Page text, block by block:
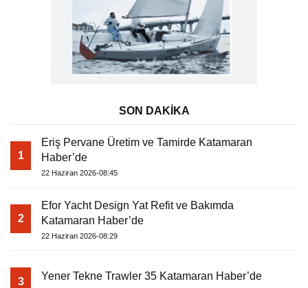
SON DAKİKA
1
Eriş Pervane Üretim ve Tamirde Katamaran
Haber’de
22 Haziran 2026-08:45
2
Efor Yacht Design Yat Refit ve Bakımda
Katamaran Haber’de
22 Haziran 2026-08:29
3 Yener Tekne Trawler 35 Katamaran Haber’de